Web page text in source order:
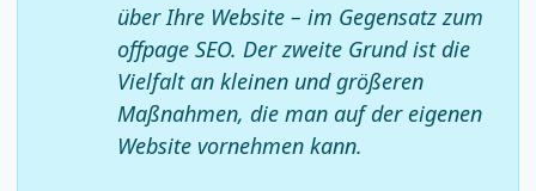
über Ihre Website – im Gegensatz zum
offpage SEO. Der zweite Grund ist die
Vielfalt an kleinen und größeren
Maßnahmen, die man auf der eigenen
Website vornehmen kann.